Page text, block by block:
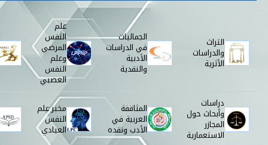
التراث
والدراسات
الأثرية
الجماليات
في الدراسات
الأدبية
والنقدية
علم
النفس
المرضي
وعلم
النفس
العصبي
دراسات
وأبحاث حول
المجازر
الاستعمارية
المثاقفة
العربية في
الأدب ونقده
مخبر علم
النفس
العيادي